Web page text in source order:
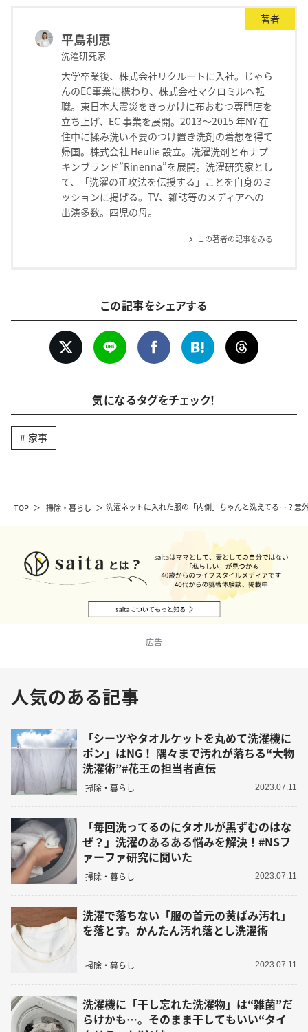
TOP 掃除・暮らし 洗濯ネットに入れた服の「内側」ちゃんと洗えてる…？意
著者
平島利恵
洗濯研究家
大学卒業後、株式会社リクルートに入社。じゃら
んのEC事業に携わり、株式会社マクロミルへ転
職。東日本大震災をきっかけに布おむつ専門店を
立ち上げ、EC 事業を展開。2013～2015 年NY 在
住中に揉み洗い不要のつけ置き洗剤の着想を得て
帰国。株式会社 Heulie 設立。洗濯洗剤と布ナプ
キンブランド”Rinenna”を展開。洗濯研究家とし
て、「洗濯の正攻法を伝授する」ことを自身のミ
ッションに掲げる。TV、雑誌等のメディアへの
出演多数。四児の母。
この著者の記事をみる
この記事をシェアする
気になるタグをチェック！
家事
広告
人気のある記事
「シーツやタオルケットを丸めて洗濯機に
ポン」はNG！ 隅々まで汚れが落ちる“大物
洗濯術”#花王の担当者直伝
掃除・暮らし 2023.07.11
「毎回洗ってるのにタオルが黒ずむのはな
ぜ？」洗濯のあるある悩みを解決！#NSフ
ァーファ研究に聞いた
掃除・暮らし 2023.07.11
洗濯で落ちない「服の首元の黄ばみ汚れ」
を落とす。かんたん汚れ落とし洗濯術
掃除・暮らし 2023.07.11
洗濯機に「干し忘れた洗濯物」は“雑菌”だ
らけかも…。そのまま干してもいい“タイ